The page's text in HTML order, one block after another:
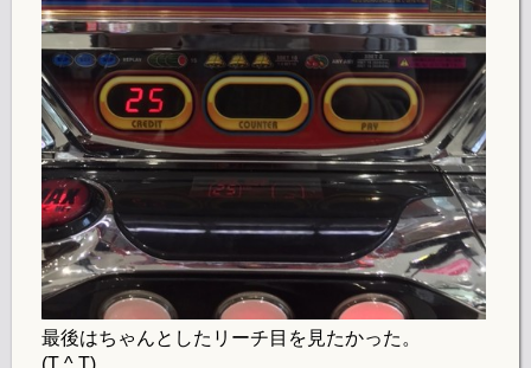
最後はちゃんとしたリーチ目を見たかった。